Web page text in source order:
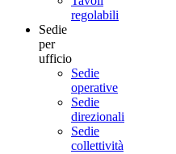
regolabili
Sedie
per
ufficio
Sedie
operative
Sedie
direzionali
Sedie
collettività